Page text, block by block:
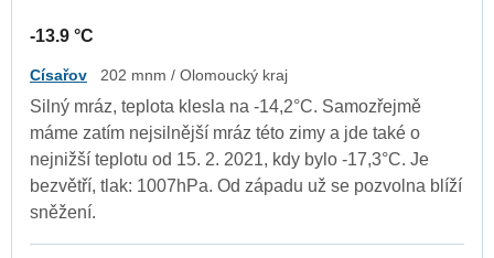
-13.9 °C
Císařov 202 mnm / Olomoucký kraj
Silný mráz, teplota klesla na -14,2°C. Samozřejmě
máme zatím nejsilnější mráz této zimy a jde také o
nejnižší teplotu od 15. 2. 2021, kdy bylo -17,3°C. Je
bezvětří, tlak: 1007hPa. Od západu už se pozvolna blíží
sněžení.